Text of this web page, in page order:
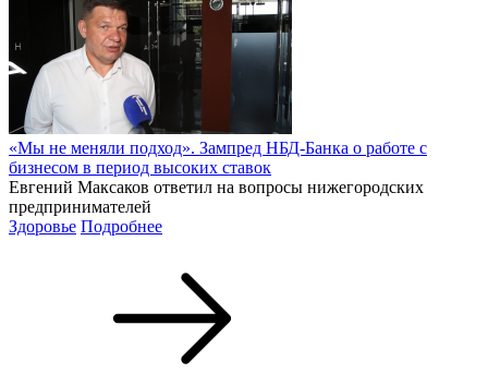
«Мы не меняли подход». Зампред НБД-Банка о работе с
бизнесом в период высоких ставок
Евгений Максаков ответил на вопросы нижегородских
предпринимателей
Здоровье Подробнее